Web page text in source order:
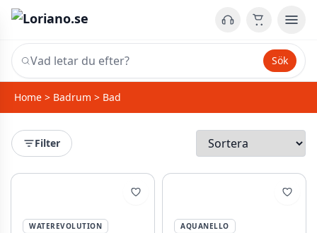
Sök
Home > Badrum > Bad
Filter
WATEREVOLUTION AQUANELLO